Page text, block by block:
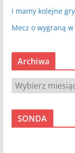
I mamy kolejne
Mecz o wygraną w
Archiwa
A
r
c
SONDA